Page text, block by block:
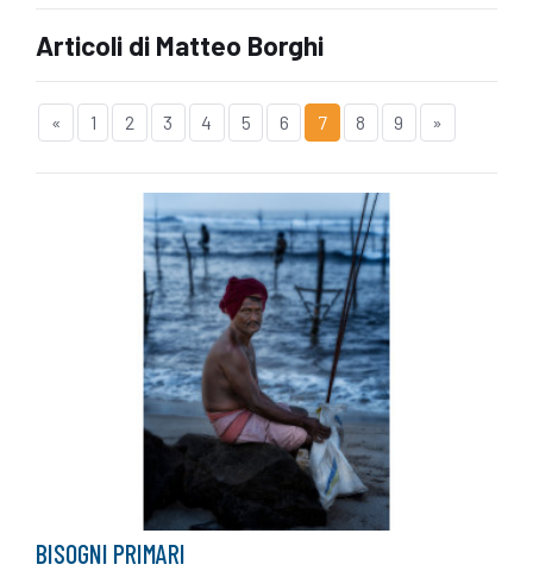
Articoli di Matteo Borghi
« 1 2 3 4 5 6 7 8 9 »
BISOGNI PRIMARI